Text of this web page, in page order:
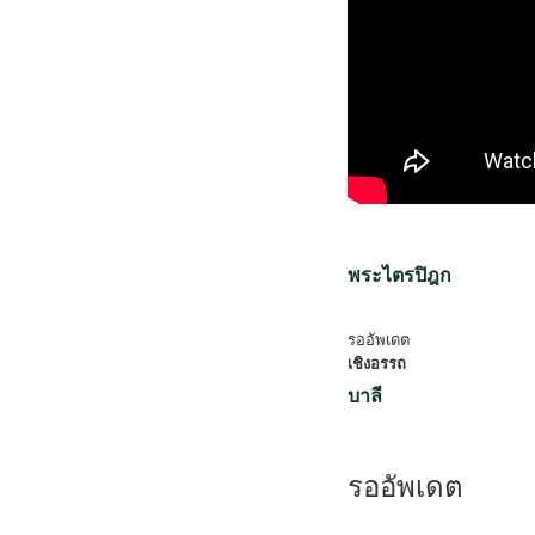
พระไตรปิฎก
รออัพเดต
เชิงอรรถ
บาลี
รออัพเดต